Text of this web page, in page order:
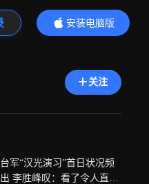
安装电脑版
内容更精彩
关注
台军“汉光演习”首日状况频
出 李胜峰叹：看了令人直摇